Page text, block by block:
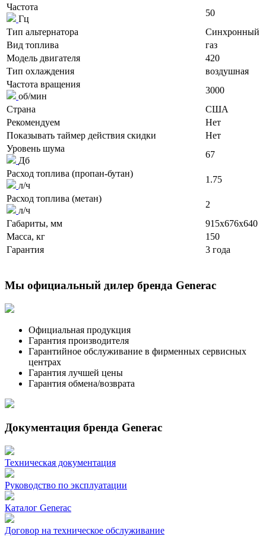
Частота
Гц
50
Тип альтернатора
Синхронный
Вид топлива
газ
Модель двигателя
420
Тип охлаждения
воздушная
Частота вращения
об/мин
3000
Страна
США
Рекомендуем
Нет
Показывать таймер действия скидки
Нет
Уровень шума
Дб
67
Расход топлива (пропан-бутан)
л/ч
1.75
Расход топлива (метан)
л/ч
2
Габариты, мм
915x676x640
Масса, кг
150
Гарантия
3 года
Мы официальный дилер бренда Generac
Официальная продукция
Гарантия производителя
Гарантийное обслуживание в фирменных сервисных
центрах
Гарантия лучшей цены
Гарантия обмена/возврата
Документация бренда Generac
Техническая документация
Руководство по эксплуатации
Каталог Generac
Договор на техническое обслуживание